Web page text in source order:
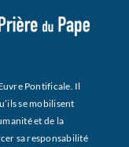
Pontificale. Il
se mobilisent
et de la
sa responsabilité